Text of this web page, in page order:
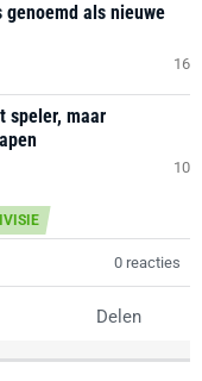
genoemd als nieuwe
16
speler, maar
10
0 reacties
Delen